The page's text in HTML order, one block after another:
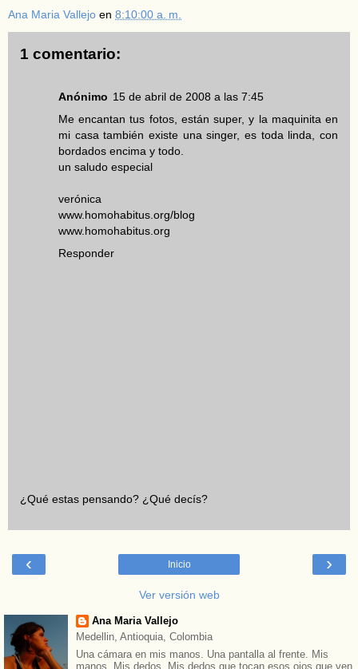
Ana Maria Vallejo en 8:10:00 a. m.
1 comentario:
Anónimo 15 de abril de 2008 a las 7:45
Me encantan tus fotos, están super, y la maquinita en
mi casa también existe una singer, es toda linda, con
bordados encima y todo.
un saludo especial
verónica
www.homohabitus.org/blog
www.homohabitus.org
Responder
¿Qué estas pensando? ¿Qué decís?
‹ ›
Inicio
Ver versión web
Ana Maria Vallejo
Medellin, Antioquia, Colombia
Una cámara en mis manos. Una pantalla al frente. Mis
manos. Mis dedos. Mis dedos que tocan esos ojos que ven